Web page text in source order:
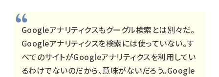
Googleアナリティクスもグーグル検索とは別々だ。
Googleアナリティクスを検索には使っていない。す
べてのサイトがGoogleアナリティクスを利用してい
るわけでないのだから、意味がないだろう。Google